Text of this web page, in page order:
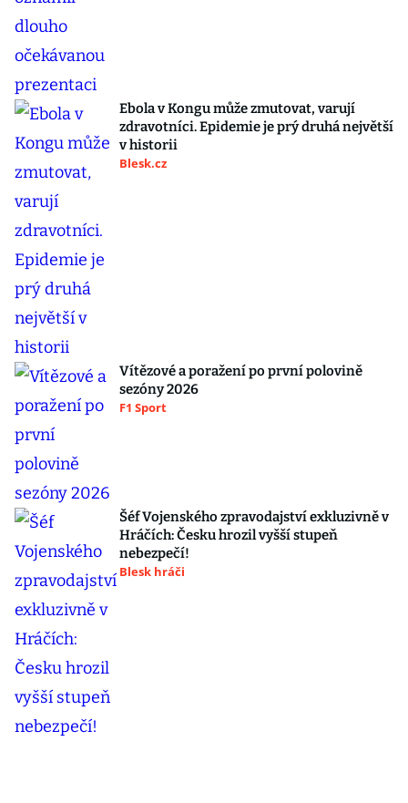
Ebola v Kongu může zmutovat, varují
zdravotníci. Epidemie je prý druhá největší
v historii
Blesk.cz
Vítězové a poražení po první polovině
sezóny 2026
F1 Sport
Šéf Vojenského zpravodajství exkluzivně v
Hráčích: Česku hrozil vyšší stupeň
nebezpečí!
Blesk hráči